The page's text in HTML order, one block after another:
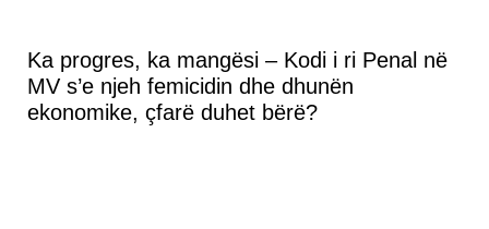
Ka progres, ka mangësi – Kodi i ri Penal në
MV s’e njeh femicidin dhe dhunën
ekonomike, çfarë duhet bërë?